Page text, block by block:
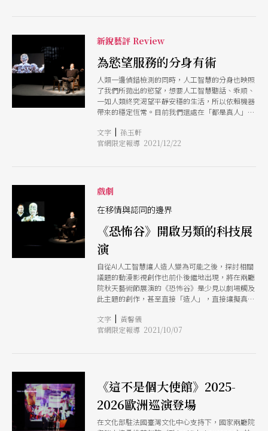
起他們真誠的興趣和同理心。他們傳達自己和自己
演出後也藉機在門廳與表演者交談。 這個作品嘗
來的國際參與，藉由尋找一種互惠的方式，讓台灣
演員能與歐洲導演合作。就這齣製作而言，除了今
年4 月在台北國家戲劇院上演之外，也獲得柏林藝
術節、維也納人民劇院、巴黎秋季藝術節等多個歐
洲場館的支持，主要是為了吸引海外觀眾。重要的
是，温思妮和羅尹如這兩位劇場專業工作者在研究
過程中的協助，努力尋找潛在的「日常專家」，以
入公務員、運動者和研究人員等不同背景的廣泛觀
進行表述。而表演者可以是非專業演員或演員，曾
來台演出的德國里米尼紀錄劇團（Rimini
Protokoll）（註），就將這些非專業演員（有時
稱為素人），定義為「日常專家」。 以德國為主
要發展中心的紀錄劇場形式，透過多年來在台灣各
種遍地開花的工作坊，間接促進台灣本地劇團發展
作品，如阮劇團《家的妄想》（2015）、狂想劇場
《非常上訴》（2019）等，皆使用紀錄劇場的形
里米尼紀錄劇團帶來《遙感城市》和《高雄百分
百》等作品，也都在當時引起廣大關注。這種對於
顧文件來重新認識歷史。 地緣政治的變化，催生
了《這不是個大使館》 由國家兩廳院和瑞士洛桑
維蒂劇院（Théâtre Vidy-Lausanne）共同製作，
凱吉（Stefan Kaegi），與台灣團隊合作完成的作
品《這不是個大使館》，就誕生於台灣地緣政治緊
張的氛圍底下。 當國外夥伴擔心台灣開戰，兩廳
院以作品來回應。導演凱吉和台灣團隊經過田調和
選角，最後選定3位表演者：前外交大使吳建國、
數位外交協會理事長郭家佑和來自珍珠茶供應商家
族的音樂人王思雅（Debby Wang）。如同策展人
專家：你不知道的里米尼紀錄劇團》書中提到，劇
團選角的重點不在於創新或是藝術性，而是在於他
新銳藝評 Review
為慾望服務的分身有術
人類一邊偵錯檢測的同時，人工智慧的分身也映照
了我們所拋出的慾望，想要人工智慧聽話、乖順、
一如人類終究渴望平靜安穩的生活，所以依賴機器
帶來的穩定恆常。目前我們還處在「都是真人」的
高，從微整形到整出一個人，真實崩壞的速度遠遠
超過於有限的想像。
文字 | 孫玉軒
官網限定報導 2021/12/22
戲劇
在移情與認同的邊界
《恐怖谷》開啟另類的科技展
演
自從AI人工智慧讓人造人變為可能之後，探討相關
議題的動漫影視創作也前仆後繼地出現，將在兩廳
院秋天藝術節展演的《恐怖谷》是少見以劇場觸及
此主題的創作，甚至直接「造人」，直接讓擬真的
眾的心理認知狀態。
文字 | 黃馨儀
官網限定報導 2021/10/07
《這不是個大使館》2025-
2026歐洲巡演登場
在文化部駐法國臺灣文化中心支持下，國家兩廳院